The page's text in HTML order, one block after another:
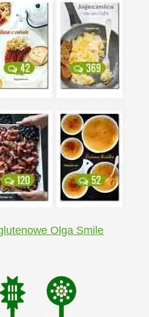
Olga Smile